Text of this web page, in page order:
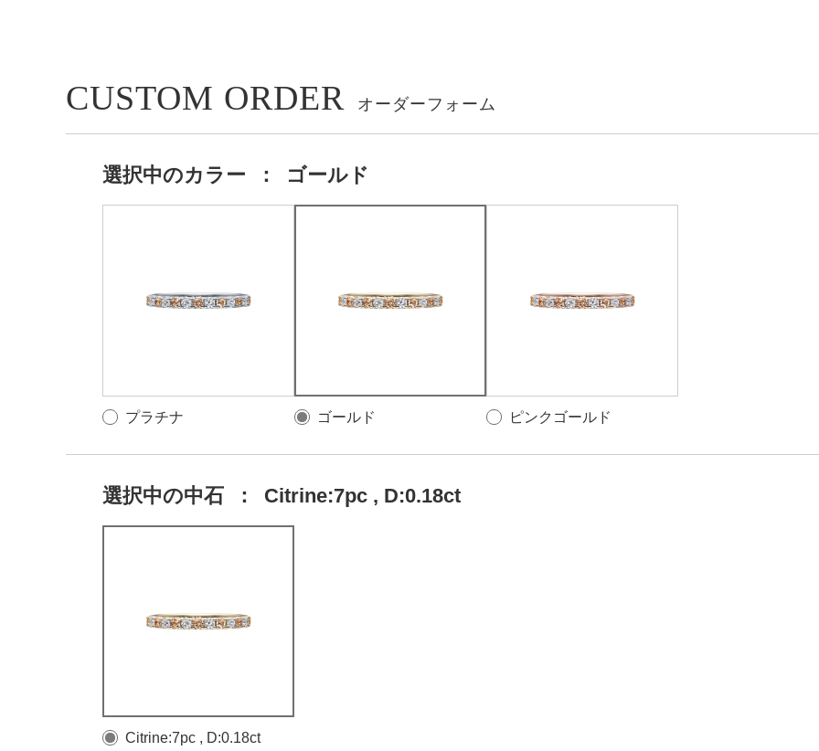
CUSTOM ORDER
選択中のカラー ： ゴールド
プラチナ ゴールド ピンクゴールド
選択中の中石 ： Citrine:7pc , D:0.18ct
Citrine:7pc , D:0.18ct